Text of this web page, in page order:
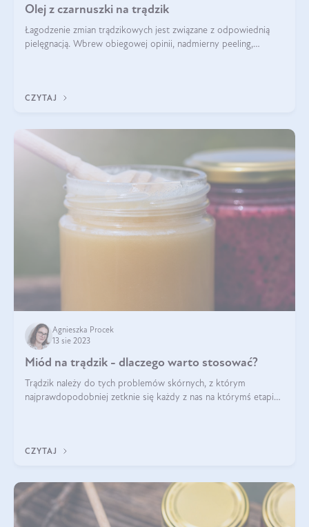
Olej z czarnuszki na trądzik
Łagodzenie zmian trądzikowych jest związane z odpowiednią
pielęgnacją. Wbrew obiegowej opinii, nadmierny peeling,
CZYTAJ
Agnieszka Procek
13 sie 2023
Miód na trądzik - dlaczego warto stosować?
Trądzik należy do tych problemów skórnych, z którym
najprawdopodobniej zetknie się każdy z nas na którymś etapie
CZYTAJ